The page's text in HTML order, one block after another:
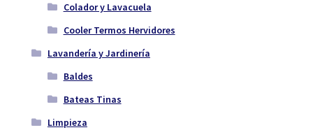
Colador y Lavacuela
Cooler Termos Hervidores
Lavandería y Jardinería
Baldes
Bateas Tinas
Limpieza